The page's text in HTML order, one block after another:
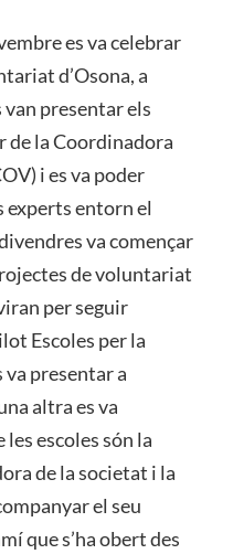
es va celebrar
d’Osona, a
van presentar els
de la Coordinadora
i es va poder
experts entorn el
va començar
de voluntariat
per seguir
Escoles per la
va presentar a
altra es va
escoles són la
de la societat i la
el seu
que s’ha obert des